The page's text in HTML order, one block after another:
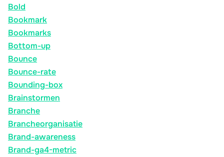
Bold
Bookmark
Bookmarks
Bottom-up
Bounce
Bounce-rate
Bounding-box
Brainstormen
Branche
Brancheorganisatie
Brand-awareness
Brand-ga4-metric